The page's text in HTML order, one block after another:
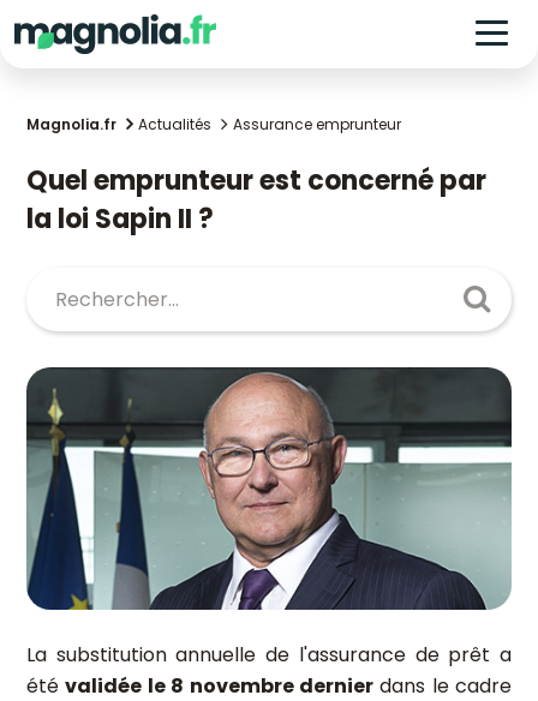
Magnolia.fr Actualités Assurance emprunteur
Quel emprunteur est concerné par
la loi Sapin II ?
La substitution annuelle de l'assurance de prêt a
étévalidée le 8 novembre dernierdans le cadre